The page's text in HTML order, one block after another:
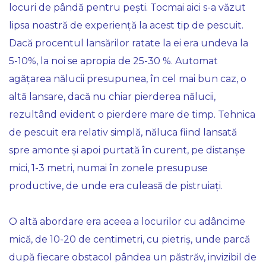
locuri de pândă pentru pești. Tocmai aici s-a văzut
lipsa noastră de experiență la acest tip de pescuit.
Dacă procentul lansărilor ratate la ei era undeva la
5-10%, la noi se apropia de 25-30 %. Automat
agățarea nălucii presupunea, în cel mai bun caz, o
altă lansare, dacă nu chiar pierderea nălucii,
rezultând evident o pierdere mare de timp. Tehnica
de pescuit era relativ simplă, năluca fiind lansată
spre amonte și apoi purtată în curent, pe distanșe
mici, 1-3 metri, numai în zonele presupuse
productive, de unde era culeasă de pistruiați.
O altă abordare era aceea a locurilor cu adâncime
mică, de 10-20 de centimetri, cu pietriș, unde parcă
după fiecare obstacol pândea un păstrăv, invizibil de